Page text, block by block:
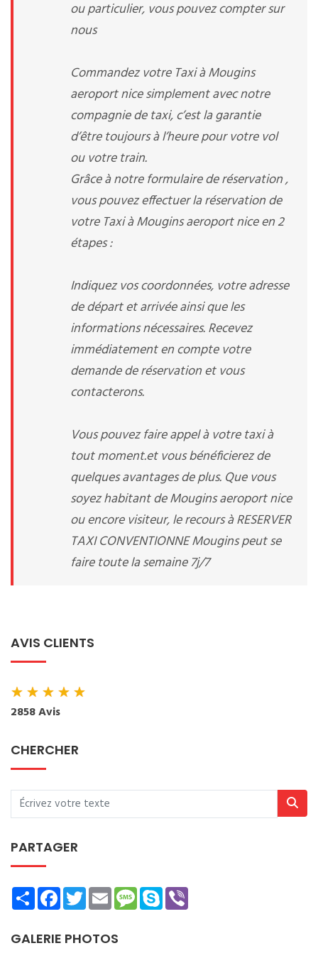
ou particulier, vous pouvez compter sur
nous
Commandez votre Taxi à Mougins
aeroport nice simplement avec notre
compagnie de taxi, c’est la garantie
d’être toujours à l’heure pour votre vol
ou votre train.
Grâce à notre formulaire de réservation ,
vous pouvez effectuer la réservation de
votre Taxi à Mougins aeroport nice en 2
étapes :
Indiquez vos coordonnées, votre adresse
de départ et arrivée ainsi que les
informations nécessaires. Recevez
immédiatement en compte votre
demande de réservation et vous
contacterons.
Vous pouvez faire appel à votre taxi à
tout moment.et vous bénéficierez de
quelques avantages de plus. Que vous
soyez habitant de Mougins aeroport nice
ou encore visiteur, le recours à RESERVER
TAXI CONVENTIONNE Mougins peut se
faire toute la semaine 7j/7
AVIS CLIENTS
★★★★★
2858 Avis
CHERCHER
PARTAGER
ShareFacebookTwitterEmailMessage
Skype
GALERIE PHOTOS